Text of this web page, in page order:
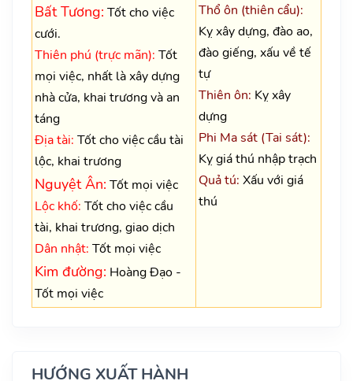
Bất Tương: Tốt cho việc
cưới.
Thiên phú (trực mãn): Tốt
mọi việc, nhất là xây dựng
nhà cửa, khai trương và an
táng
Địa tài: Tốt cho việc cầu tài
lộc, khai trương
Nguyệt Ân: Tốt mọi việc
Lộc khố: Tốt cho việc cầu
tài, khai trương, giao dịch
Dân nhật: Tốt mọi việc
Kim đường: Hoàng Đạo -
Tốt mọi việc
Thổ ôn (thiên cẩu):
Kỵ xây dựng, đào ao,
đào giếng, xấu về tế
tự
Thiên ôn: Kỵ xây
dựng
Phi Ma sát (Tai sát):
Kỵ giá thú nhập trạch
Quả tú: Xấu với giá
thú
HƯỚNG XUẤT HÀNH